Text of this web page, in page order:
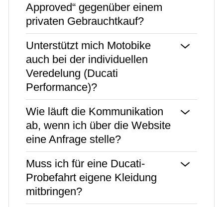
Approved“ gegenüber einem
privaten Gebrauchtkauf?
Unterstützt mich Motobike
auch bei der individuellen
Veredelung (Ducati
Performance)?
Wie läuft die Kommunikation
ab, wenn ich über die Website
eine Anfrage stelle?
Muss ich für eine Ducati-
Probefahrt eigene Kleidung
mitbringen?